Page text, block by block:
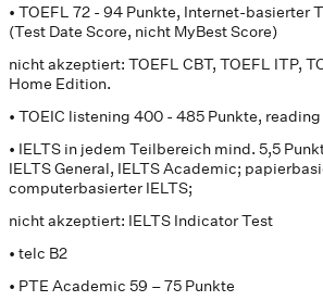
• TOEFL 72 - 94 Punkte, Internet-basierter
(Test Date Score, nicht MyBest Score)
nicht akzeptiert: TOEFL CBT, TOEFL ITP,
Home Edition.
• TOEIC listening 400 - 485 Punkte,
• IELTS in jedem Teilbereich mind. 5,5
IELTS General, IELTS Academic;
computerbasierter IELTS;
nicht akzeptiert: IELTS Indicator Test
• telc B2
• PTE Academic 59 – 75 Punkte